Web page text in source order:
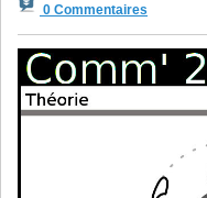
0 Commentaires